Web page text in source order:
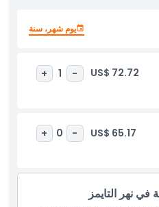
على تاريخ لندن العريق،
سواء كنت تخطط ليوم من
لتجربة قلب لندن.
يوم شهر، سنة
US$ 72.72
-
1
+
US$ 65.17
-
0
+
نهر التايمز